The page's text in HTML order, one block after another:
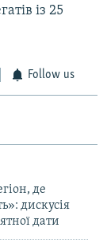
із 25
Follow us
де
дискусія
дати